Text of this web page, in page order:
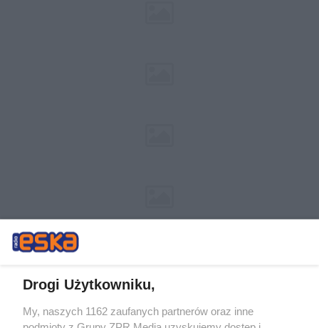
Żaden utwór zamieszczony w serwisie nie może być powielany i
Drogi Użytkowniku,
My, naszych 1162 zaufanych partnerów oraz inne